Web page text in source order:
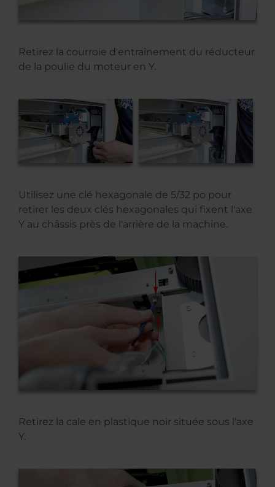
Retirez la courroie d'entraînement du réducteur
de la poulie du moteur en Y.
Utilisez une clé hexagonale de 5/32 po pour
retirer les deux clés hexagonales qui fixent l'axe
Y au châssis près de l'arrière de la machine.
Retirez la cale en plastique noir située sous l'axe
Y.